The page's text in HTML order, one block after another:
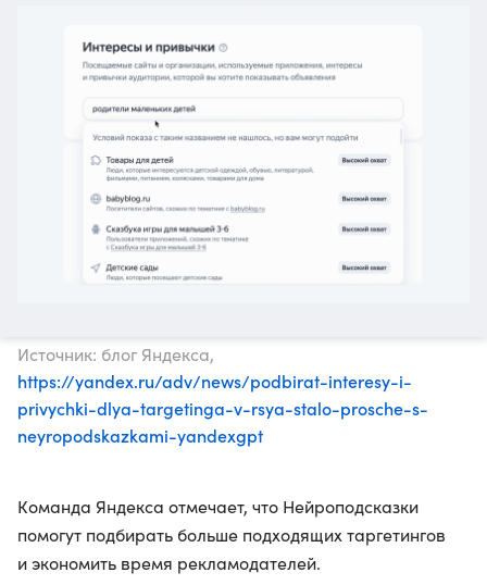
Источник: блог Яндекса,
https://yandex.ru/adv/news/podbirat-interesy-i-
privychki-dlya-targetinga-v-rsya-stalo-prosche-s-
neyropodskazkami-yandexgpt
Команда Яндекса отмечает, что Нейроподсказки
помогут подбирать больше подходящих таргетингов
и экономить время рекламодателей.